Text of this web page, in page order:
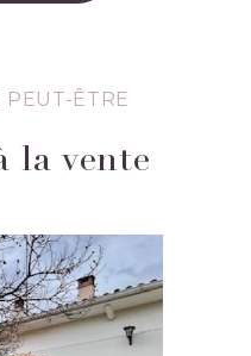
PEUT-ÊTRE
la vente